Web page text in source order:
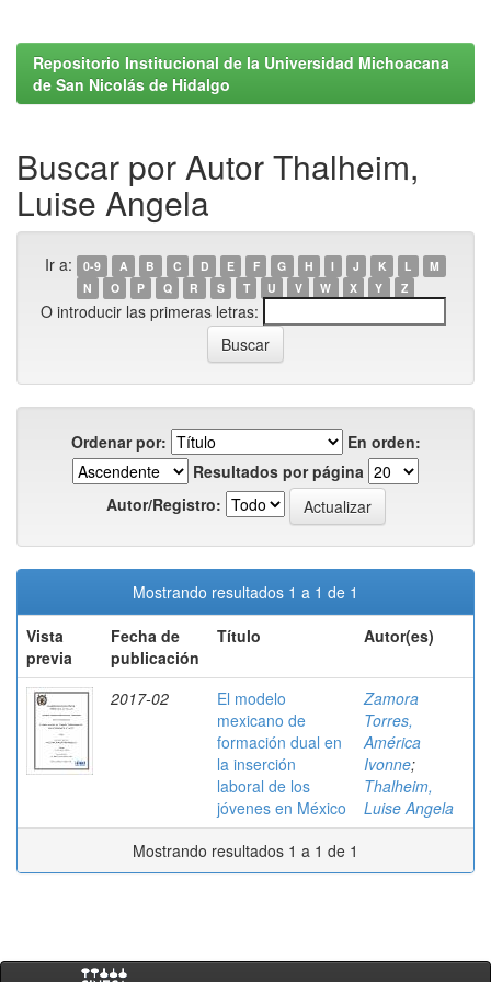
Repositorio Institucional de la Universidad Michoacana
de San Nicolás de Hidalgo
Buscar por Autor Thalheim,
Luise Angela
Ir a: 0-9 A B C D E F G H I J K L
M
N
O P Q R S T U V W X Y Z
O introducir las primeras letras:
Ordenar por:
En orden:
Resultados por página
Autor/Registro:
Mostrando resultados 1 a 1 de 1
Vista
previa
Fecha de
publicación
Título Autor(es)
2017-02
El modelo
mexicano de
formación dual en
la inserción
laboral de los
jóvenes en México
Zamora
Torres,
América
Ivonne;
Thalheim,
Luise Angela
Mostrando resultados 1 a 1 de 1